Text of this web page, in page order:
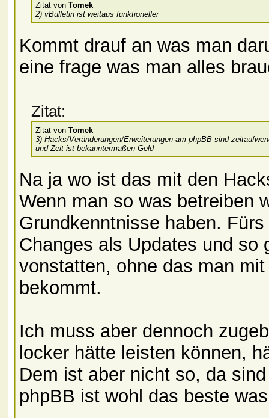
Zitat von Tomek
2) vBulletin ist weitaus funktioneller
Kommt drauf an was man
eine frage was man alles
Zitat:
Zitat von Tomek
3) Hacks/Veränderungen/Erweiterungen am phpBB sind
und Zeit ist bekanntermaßen Geld
Na ja wo ist das mit den
Wenn man so was betreiben
Grundkenntnisse haben.
Changes als Updates und so
vonstatten, ohne das man
bekommt.
Ich muss aber dennoch
locker hätte leisten können,
Dem ist aber nicht so, da
phpBB ist wohl das beste